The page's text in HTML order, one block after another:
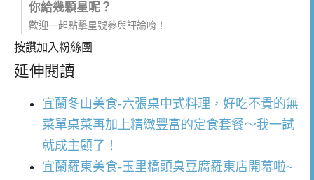
你給幾顆星呢？
歡迎一起點擊星號參與評論唷！
按讚加入粉絲團
延伸閱讀
宜蘭冬山美食-六張桌中式料理，好吃不貴的無
菜單桌菜再加上精緻豐富的定食套餐～我一試
就成主顧了！
宜蘭羅東美食-玉里橋頭臭豆腐羅東店開幕啦~